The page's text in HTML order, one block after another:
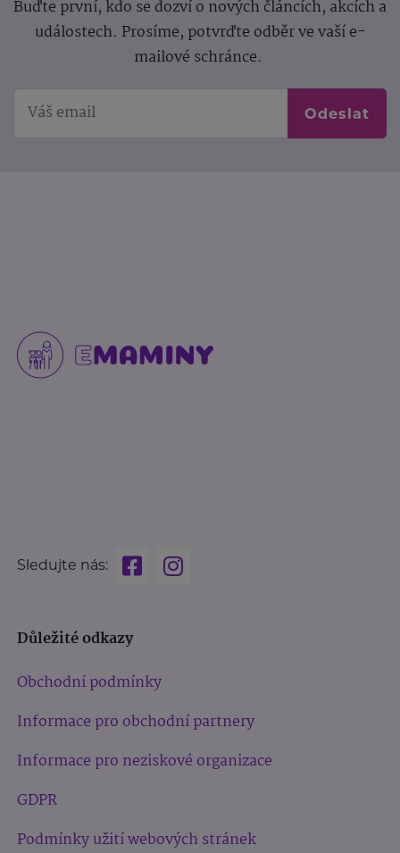
Buďte první, kdo se dozví o nových článcích, akcích a
událostech. Prosíme, potvrďte odběr ve vaší e-
mailové schránce.
Odeslat
Sledujte nás:
Důležité odkazy
Obchodní podmínky
Informace pro obchodní partnery
Informace pro neziskové organizace
GDPR
Podmínky užití webových stránek